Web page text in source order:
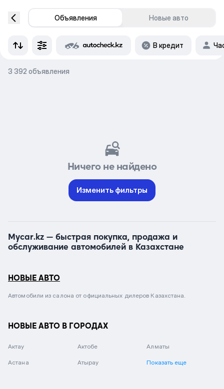
Объявления Новые авто
В кредит
3 392 объявления
Ничего не найдено
Изменить фильтры
Mycar.kz — быстрая покупка, продажа и
обслуживание автомобилей в Казахстане
НОВЫЕ АВТО
Автомобили из салона от официальных дилеров Казахстана.
НОВЫЕ АВТО В ГОРОДАХ
Актау Актобе Алматы
Астана Атырау Показать еще